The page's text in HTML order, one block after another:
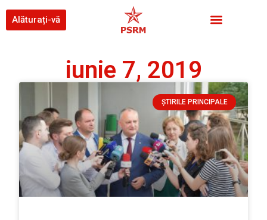
Alăturați-vă
iunie 7, 2019
ȘTIRILE PRINCIPALE